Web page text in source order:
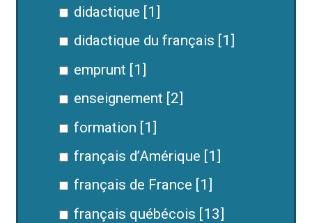
didactique [1]
didactique du français [1]
emprunt [1]
enseignement [2]
formation [1]
français d’Amérique [1]
français de France [1]
français québécois [13]